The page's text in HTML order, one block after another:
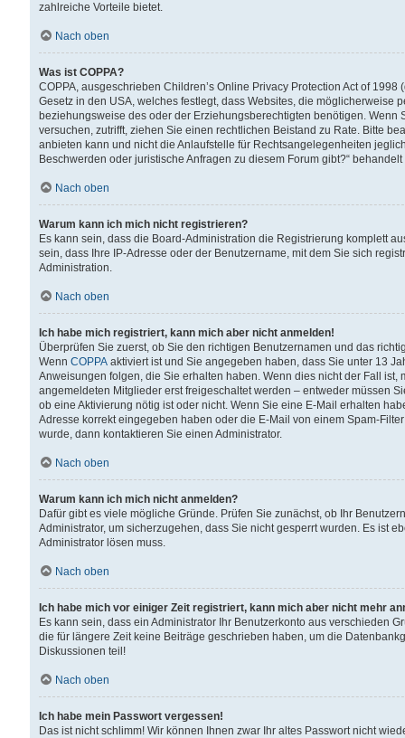
zahlreiche Vorteile bietet.
Nach oben
Was ist COPPA?
COPPA, ausgeschrieben Children’s Online Privacy Protection Act of
Gesetz in den USA, welches festlegt, dass Websites, die
beziehungsweise des oder der Erziehungsberechtigten benötigen.
versuchen, zutrifft, ziehen Sie einen rechtlichen Beistand zu Rate. Bitte
anbieten kann und nicht die Anlaufstelle für Rechtsangelegenheiten
Beschwerden oder juristische Anfragen zu diesem Forum gibt?“
Nach oben
Warum kann ich mich nicht registrieren?
Es kann sein, dass die Board-Administration die Registrierung komplett
sein, dass Ihre IP-Adresse oder der Benutzername, mit dem Sie sich
Administration.
Nach oben
Ich habe mich registriert, kann mich aber nicht anmelden!
Überprüfen Sie zuerst, ob Sie den richtigen Benutzernamen und das
Wenn COPPA aktiviert ist und Sie angegeben haben, dass Sie unter 13
Anweisungen folgen, die Sie erhalten haben. Wenn dies nicht der Fall
angemeldeten Mitglieder erst freigeschaltet werden – entweder müssen
ob eine Aktivierung nötig ist oder nicht. Wenn Sie eine E-Mail erhalten
Adresse korrekt eingegeben haben oder die E-Mail von einem Spam-
wurde, dann kontaktieren Sie einen Administrator.
Nach oben
Warum kann ich mich nicht anmelden?
Dafür gibt es viele mögliche Gründe. Prüfen Sie zunächst, ob Ihr
Administrator, um sicherzugehen, dass Sie nicht gesperrt wurden. Es ist
Administrator lösen muss.
Nach oben
Ich habe mich vor einiger Zeit registriert, kann mich aber nicht mehr
Es kann sein, dass ein Administrator Ihr Benutzerkonto aus verschieden
die für längere Zeit keine Beiträge geschrieben haben, um die
Diskussionen teil!
Nach oben
Ich habe mein Passwort vergessen!
Das ist nicht schlimm! Wir können Ihnen zwar Ihr altes Passwort nicht